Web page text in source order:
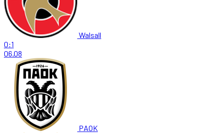
Walsall
0:1
06.08
PAOK